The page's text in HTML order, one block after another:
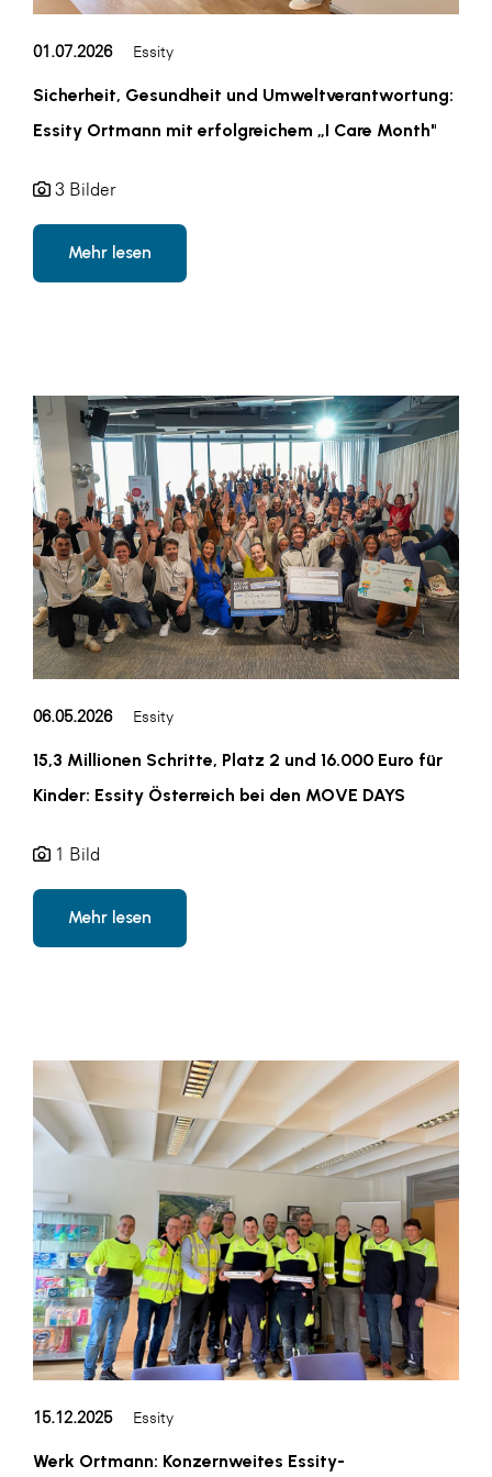
LAT Nitrogen
Libro
Lidl Österreich
Die Menü-Manufaktur
OptimaMed
PAGRO
Salesforce
sebamed
SeneCura
SERVICE&MORE
SKINUANCE®
Somfy
Sony DADC
SPIEGLTEC
STIHL Tirol
Trend Micro
TAG GmbH
VALETTA
Wirtschaftskammer Salzburg
WK UBIT
Zühlke
Media
01.07.2026 Essity
Sicherheit, Gesundheit und Umweltverantwortung:
Essity Ortmann mit erfolgreichem „I Care Month"
3 Bilder
Mehr lesen
06.05.2026 Essity
15,3 Millionen Schritte, Platz 2 und 16.000 Euro für
Kinder: Essity Österreich bei den MOVE DAYS
1 Bild
Mehr lesen
15.12.2025 Essity
Werk Ortmann: Konzernweites Essity-